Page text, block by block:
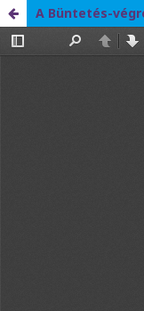
A Büntetés-